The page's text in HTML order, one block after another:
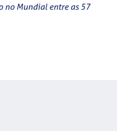
no Mundial entre as 57